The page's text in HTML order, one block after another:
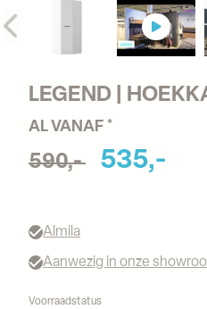
LEGEND |
AL VANAF *
590,- 535,-
Almila
Aanwezig in onze
Voorraadstatus